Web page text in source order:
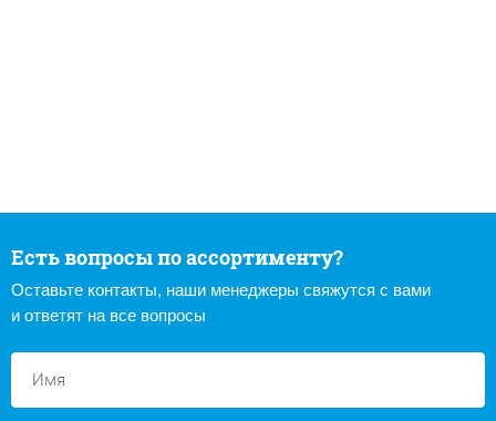
Есть вопросы по ассортименту?
Оставьте контакты, наши менеджеры свяжутся с вами
и ответят на все вопросы